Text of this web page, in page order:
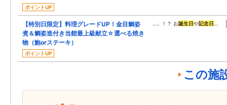
ポイントUP
【特別日限定】料理グレードUP！金目鯛姿
煮＆鯛姿造付き当館最上級献立☆選べる焼き
物（鮑orステーキ）
ポイントUP
…」！？ お誕生日や記念日 …
この施